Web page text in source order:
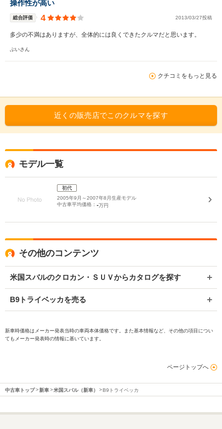
操作性が高い
総合評価 4 2013/03/27投稿
多少の不満はありますが、全体的には良くできたクルマだと思います。
ぶいさん
クチコミをもっと見る
近くの販売店でこのクルマを探す
モデル一覧
初代
2005年9月～2007年8月生産モデル
中古車平均価格： -万円
その他のコンテンツ
米国スバルのクロカン・ＳＵＶからカタログを探す
B9トライベッカを売る
新車時価格はメーカー発表当時の車両本体価格です。また基本情報など、その他の項目につい
てもメーカー発表時の情報に基いています。
ページトップへ
中古車トップ 新車 米国スバル（新車） B9トライベッカ